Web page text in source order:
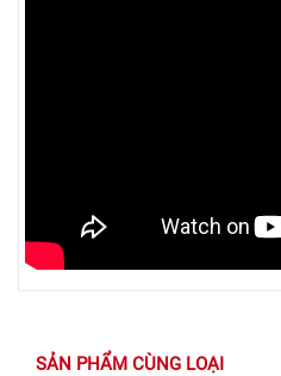
SẢN PHẨM CÙNG LOẠI